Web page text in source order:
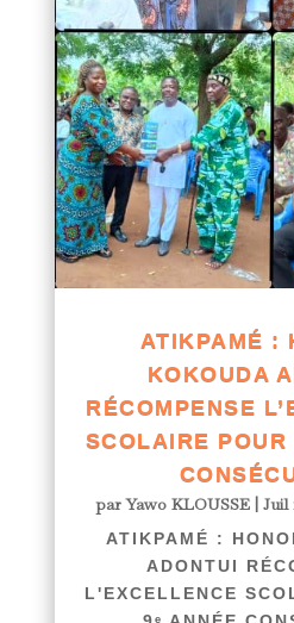
ATIKPAMÉ :
KOKOUDA
RÉCOMPENSE
SCOLAIRE POUR
parYawo KLOUSSE| Juil
ATIKPAMÉ :
ADONTUI
L'EXCELLENCE